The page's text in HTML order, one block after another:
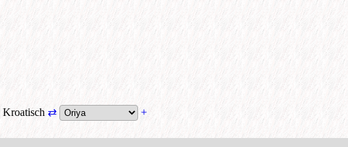
Kroatisch ⇄ +